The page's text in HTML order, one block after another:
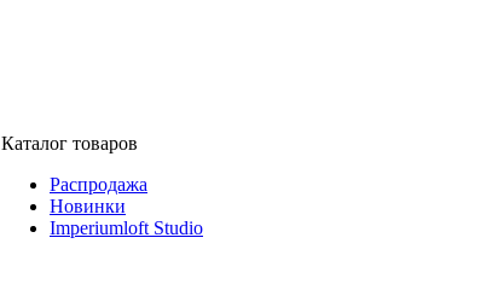
Каталог товаров
Распродажа
Новинки
Imperiumloft Studio